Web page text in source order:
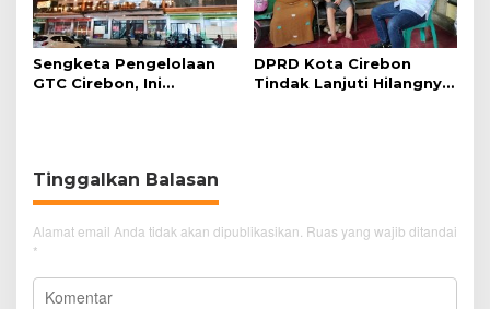
Sengketa Pengelolaan
GTC Cirebon, Ini
DPRD Kota Cirebon
Tindak Lanjuti Hilangnya
Tinggalkan Balasan
Alamat email Anda tidak akan dipublikasikan. Ruas yang wajib ditandai
*